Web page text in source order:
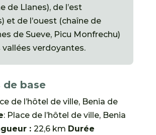
de Llanes), de l’est
et de l’ouest (chaîne de
de Sueve, Picu Monfrechu)
vallées verdoyantes.
de base
de l’hôtel de ville, Benia de
: Place de l’hôtel de ville, Benia
: 22,6 km Durée